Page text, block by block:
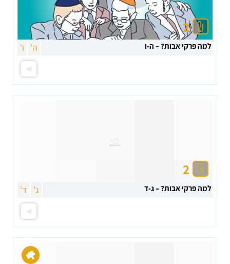
2
למה פרקי אבות? – ה-ו ה' ו'
2
למה פרקי אבות? – ג-ד ג' ד'